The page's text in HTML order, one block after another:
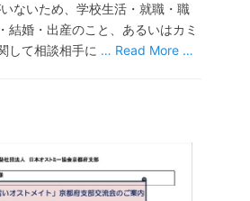
ないため、学校生活・就職・職
結婚・出産のこと、あるいはカミ
して相談相手に … Read More …